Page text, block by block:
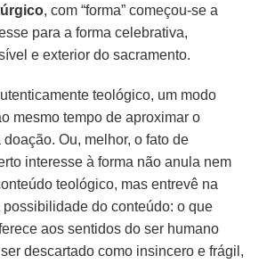
, com “forma” começou-se a
para a forma celebrativa,
e exterior do sacramento.
teológico, um modo
mesmo tempo de aproximar o
Ou, melhor, o fato de
interesse à forma não anula nem
teológico, mas entrevê na
possibilidade do conteúdo: o que
aos sentidos do ser humano
descartado como insincero e frágil,